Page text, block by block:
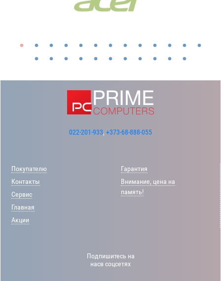
022-201-933, +373-68-888-055
Покупателю
Контакты
Сервис
Главная
Акции
Гарантия
Внимание, цена на
память!
Подпишитесь на
насв соцсетях